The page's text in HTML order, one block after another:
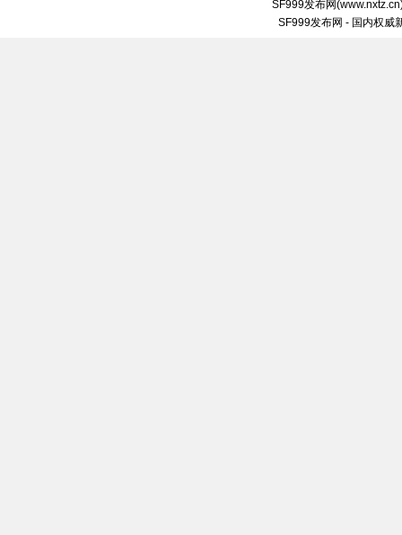
SF999发布网(www.nxtz.cn
SF999发布网 - 国内权威